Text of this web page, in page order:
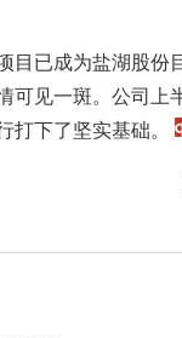
目已成为盐湖股份
可见一斑。公司上
打下了坚实基础。